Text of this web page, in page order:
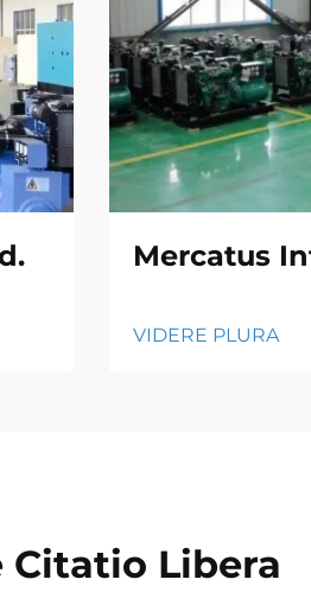
Mercatus
VIDERE PLURA
Citatio Libera